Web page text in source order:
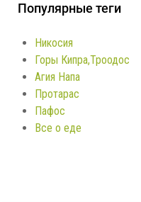
Популярные теги
Никосия
Горы Кипра,Троодос
Агия Напа
Протарас
Пафос
Все о еде